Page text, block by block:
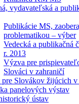
vydavateľská a
Publikácie MS,
problematikou – výber
Vedecká a publikačná
r. 2013
Výzva pre
Slováci v zahraničí
pre Slovákov žijúcich v
panelových výstav
ústav